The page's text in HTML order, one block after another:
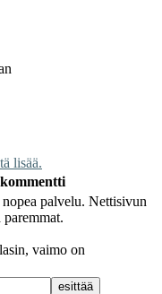
lisää.
palvelu. Nettisivun
vaimo on